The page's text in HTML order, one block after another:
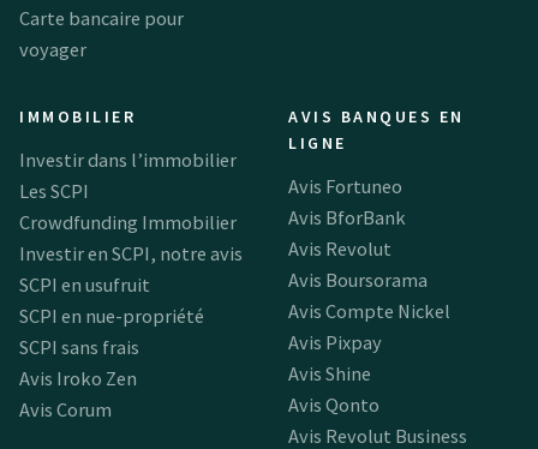
Carte bancaire pour
voyager
IMMOBILIER
Investir dans l’immobilier
Les SCPI
Crowdfunding Immobilier
Investir en SCPI, notre avis
SCPI en usufruit
SCPI en nue-propriété
SCPI sans frais
Avis Iroko Zen
Avis Corum
AVIS BANQUES EN
LIGNE
Avis Fortuneo
Avis BforBank
Avis Revolut
Avis Boursorama
Avis Compte Nickel
Avis Pixpay
Avis Shine
Avis Qonto
Avis Revolut Business